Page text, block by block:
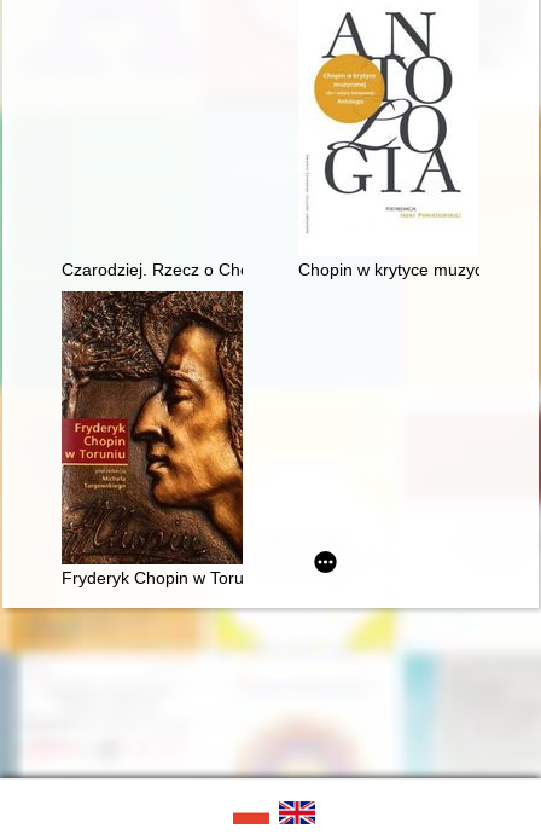
Czarodziej. Rzecz o Chopinie [1810-1849]Chopin w krytyce muzycznej
Fryderyk Chopin w Toruniu